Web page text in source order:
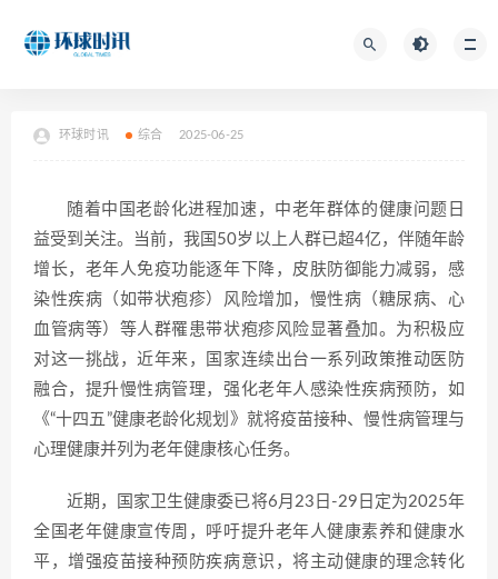
环球时讯 综合 2025-06-25
随着中国老龄化进程加速，中老年群体的健康问题日
益受到关注。当前，我国50岁以上人群已超4亿，伴随年龄
增长，老年人免疫功能逐年下降，皮肤防御能力减弱，感
染性疾病（如带状疱疹）风险增加，慢性病（糖尿病、心
血管病等）等人群罹患带状疱疹风险显著叠加。为积极应
对这一挑战，近年来，国家连续出台一系列政策推动医防
融合，提升慢性病管理，强化老年人感染性疾病预防，如
《“十四五”健康老龄化规划》就将疫苗接种、慢性病管理与
心理健康并列为老年健康核心任务。
近期，国家卫生健康委已将6月23日-29日定为2025年
全国老年健康宣传周，呼吁提升老年人健康素养和健康水
平，增强疫苗接种预防疾病意识，将主动健康的理念转化